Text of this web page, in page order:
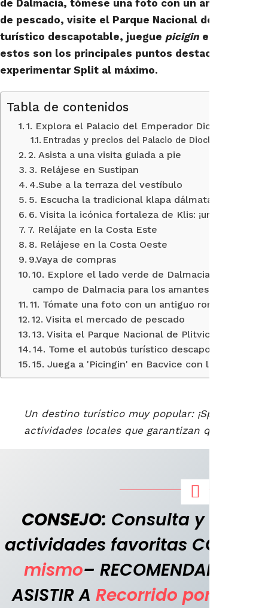
de Dalmacia, tómese una foto con un antiguo
de pescado, visite el Parque Nacional de Plitvice,
turístico descapotable, juegue picigin en Bacvice
estos son los principales puntos destacados para
experimentar Split al máximo.
Tabla de contenidos
1. Explora el Palacio del Emperador Diocleciano:
Entradas y precios del Palacio de Diocleciano:
2. Asista a una visita guiada a pie
3. Relájese en Sustipan
4.Sube a la terraza del vestíbulo
5. Escucha la tradicional klapa dálmata
6. Visita la icónica fortaleza de Klis: ¡un lugar
7. Relájate en la Costa Este
8. Relájese en la Costa Oeste
9.Vaya de compras
10. Explore el lado verde de Dalmacia con el
campo de Dalmacia para los amantes de la
11. Tómate una foto con un antiguo romano
12. Visita el mercado de pescado
13. Visita el Parque Nacional de Plitvice
14. Tome el autobús turístico descapotable
15. Juega a 'Picingin' en Bacvice con los
Un destino turístico muy popular: ¡Split está
actividades locales que garantizan que su
CONSEJO: Consulta y
actividades favoritas CON
mismo– RECOMENDAMOS
ASISTIR A Recorrido por el